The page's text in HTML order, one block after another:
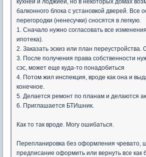
кухней и лоджией, но в некоторых домах
балконного блока с установкой дверей. Все
перегородки (ненесучки) сносятся в легкую.
1. Сначало нужно согласовать все
ипотека).
2. Заказать эскиз или план переустройства.
3. После получения права собственности
сэс, может еще куда-то понадобиться
4. Потом жил инспекция, вроде как она и
конечное.
5. Делается ремонт по планам и делаются
6. Приглашается БТИшник.
Как то так вроде. Могу ошибаться.
Перепланировка без оформления чревато,
предписание оформить или вернуть все как